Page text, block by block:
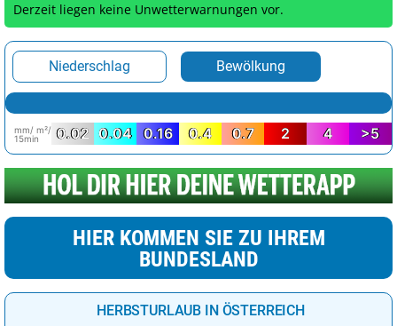
Derzeit liegen keine Unwetterwarnungen vor.
Niederschlag Bewölkung
mm/ m²/
15min
0.02 0.04 0.16 0.4 0.7 2 4 >5
HIER KOMMEN SIE ZU IHREM
BUNDESLAND
HERBSTURLAUB IN ÖSTERREICH